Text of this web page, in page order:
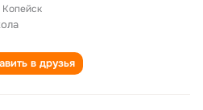
Копейск
в друзья